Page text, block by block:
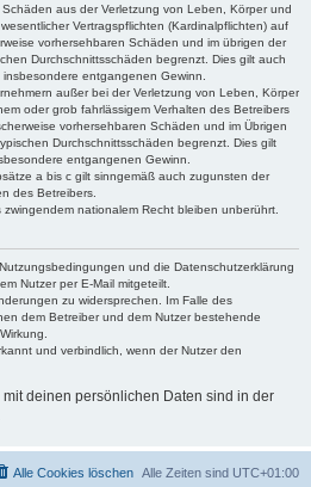
aus der Verletzung von Leben, Körper und
Vertragspflichten (Kardinalpflichten) auf
vorhersehbaren Schäden und im übrigen der
Durchschnittsschäden begrenzt. Dies gilt auch
entgangenen Gewinn.
außer bei der Verletzung von Leben, Körper
oder grob fahrlässigem Verhalten des Betreibers
vorhersehbaren Schäden und im Übrigen
Durchschnittsschäden begrenzt. Dies gilt
entgangenen Gewinn.
a bis c gilt sinngemäß auch zugunsten der
des Betreibers.
nationalem Recht bleiben unberührt.
und die Datenschutzerklärung
Nutzer per E-Mail mitgeteilt.
zu widersprechen. Im Falle des
dem Betreiber und dem Nutzer bestehende
und verbindlich, wenn der Nutzer den
deinen persönlichen Daten sind in der
Alle Zeiten sind UTC+01:00
Alle Cookies löschen